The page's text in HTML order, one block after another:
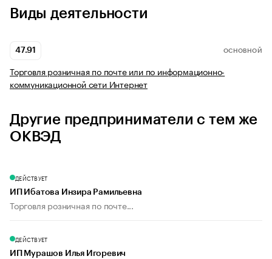
Виды деятельности
47.91 ОСНОВНОЙ
Торговля розничная по почте или по информационно-
коммуникационной сети Интернет
Другие предприниматели с тем же
ОКВЭД
ДЕЙСТВУЕТ
ИП Ибатова Инзира Рамильевна
Торговля розничная по почте...
ДЕЙСТВУЕТ
ИП Мурашов Илья Игоревич